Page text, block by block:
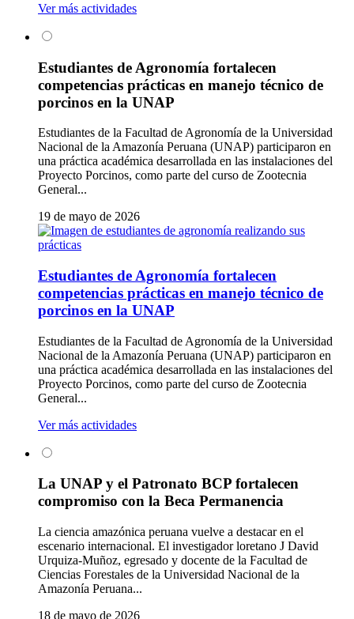
Ver más actividades
Estudiantes de Agronomía fortalecen
competencias prácticas en manejo técnico de
porcinos en la UNAP
Estudiantes de la Facultad de Agronomía de la Universidad
Nacional de la Amazonía Peruana (UNAP) participaron en
una práctica académica desarrollada en las instalaciones del
Proyecto Porcinos, como parte del curso de Zootecnia
General...
19 de mayo de 2026
Estudiantes de Agronomía fortalecen
competencias prácticas en manejo técnico de
porcinos en la UNAP
Estudiantes de la Facultad de Agronomía de la Universidad
Nacional de la Amazonía Peruana (UNAP) participaron en
una práctica académica desarrollada en las instalaciones del
Proyecto Porcinos, como parte del curso de Zootecnia
General...
Ver más actividades
La UNAP y el Patronato BCP fortalecen
compromiso con la Beca Permanencia
La ciencia amazónica peruana vuelve a destacar en el
escenario internacional. El investigador loretano J David
Urquiza-Muñoz, egresado y docente de la Facultad de
Ciencias Forestales de la Universidad Nacional de la
Amazonía Peruana...
18 de mayo de 2026